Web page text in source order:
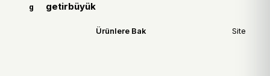
g getirbüyük
Ürünlere Bak Site